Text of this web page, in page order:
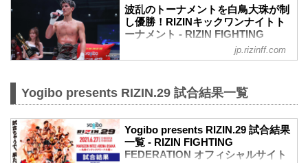
波乱のトーナメントを白鳥大珠が制
し優勝！RIZINキックワンナイトト
ーナメント - RIZIN FIGHTING
FEDERATION オフィシャルサイト
た、BODYMAKER presents RIZIN KICK
ワンナイトトーナメントは白鳥大珠が優
勝を果たした！
一回戦を1R KOした白鳥と、ノーコンテ
ストから審議の上、皇治が決勝へ
RIZIN.29の第4試合と第5試合で行われた
jp.rizinff.com
Yogibo presents RIZIN.29 試合結果一覧
Yogibo presents RIZIN.29 試合結果
一覧 - RIZIN FIGHTING
FEDERATION オフィシャルサイト